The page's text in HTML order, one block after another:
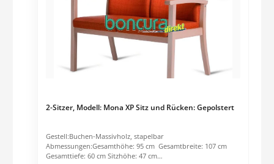
2-Sitzer, Modell: Mona XP Sitz und Rücken: Gepolstert
Gestell:Buchen-Massivholz, stapelbar
Abmessungen:Gesamthöhe: 95 cm Gesamtbreite: 107 cm
Gesamttiefe: 60 cm Sitzhöhe: 47 cm